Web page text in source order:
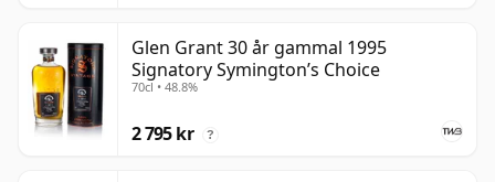
Glen Grant 30 år gammal 1995
Signatory Symington’s Choice
70cl • 48.8%
2 795 kr ?